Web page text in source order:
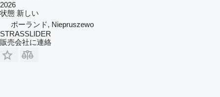
2026
状態 新しい
ポーランド, Niepruszewo
STRASSLIDER
販売会社に連絡